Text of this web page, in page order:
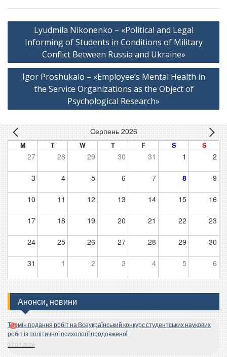
Навігація
записів
Lyudmila Nikonenko – «Political and Legal
Informing of Students in Conditions of Military
Conflict Between Russia and Ukraine»
Igor Proshukalo – «Employee’s Mental Health in
the Service Organizations as the Object of
Psychological Research»
Серпень 2026
M T W T F S S
27 28 29 30 31 1 2
3 4 5 6 7 8 9
10 11 12 13 14 15 16
17 18 19 20 21 22 23
24 25 26 27 28 29 30
31 1 2 3 4 5 6
Анонси, новини
Термін подання робіт на Всеукраїнський конкурс студентських наукових
робіт із політичної психології продовжено!
07.07.2026